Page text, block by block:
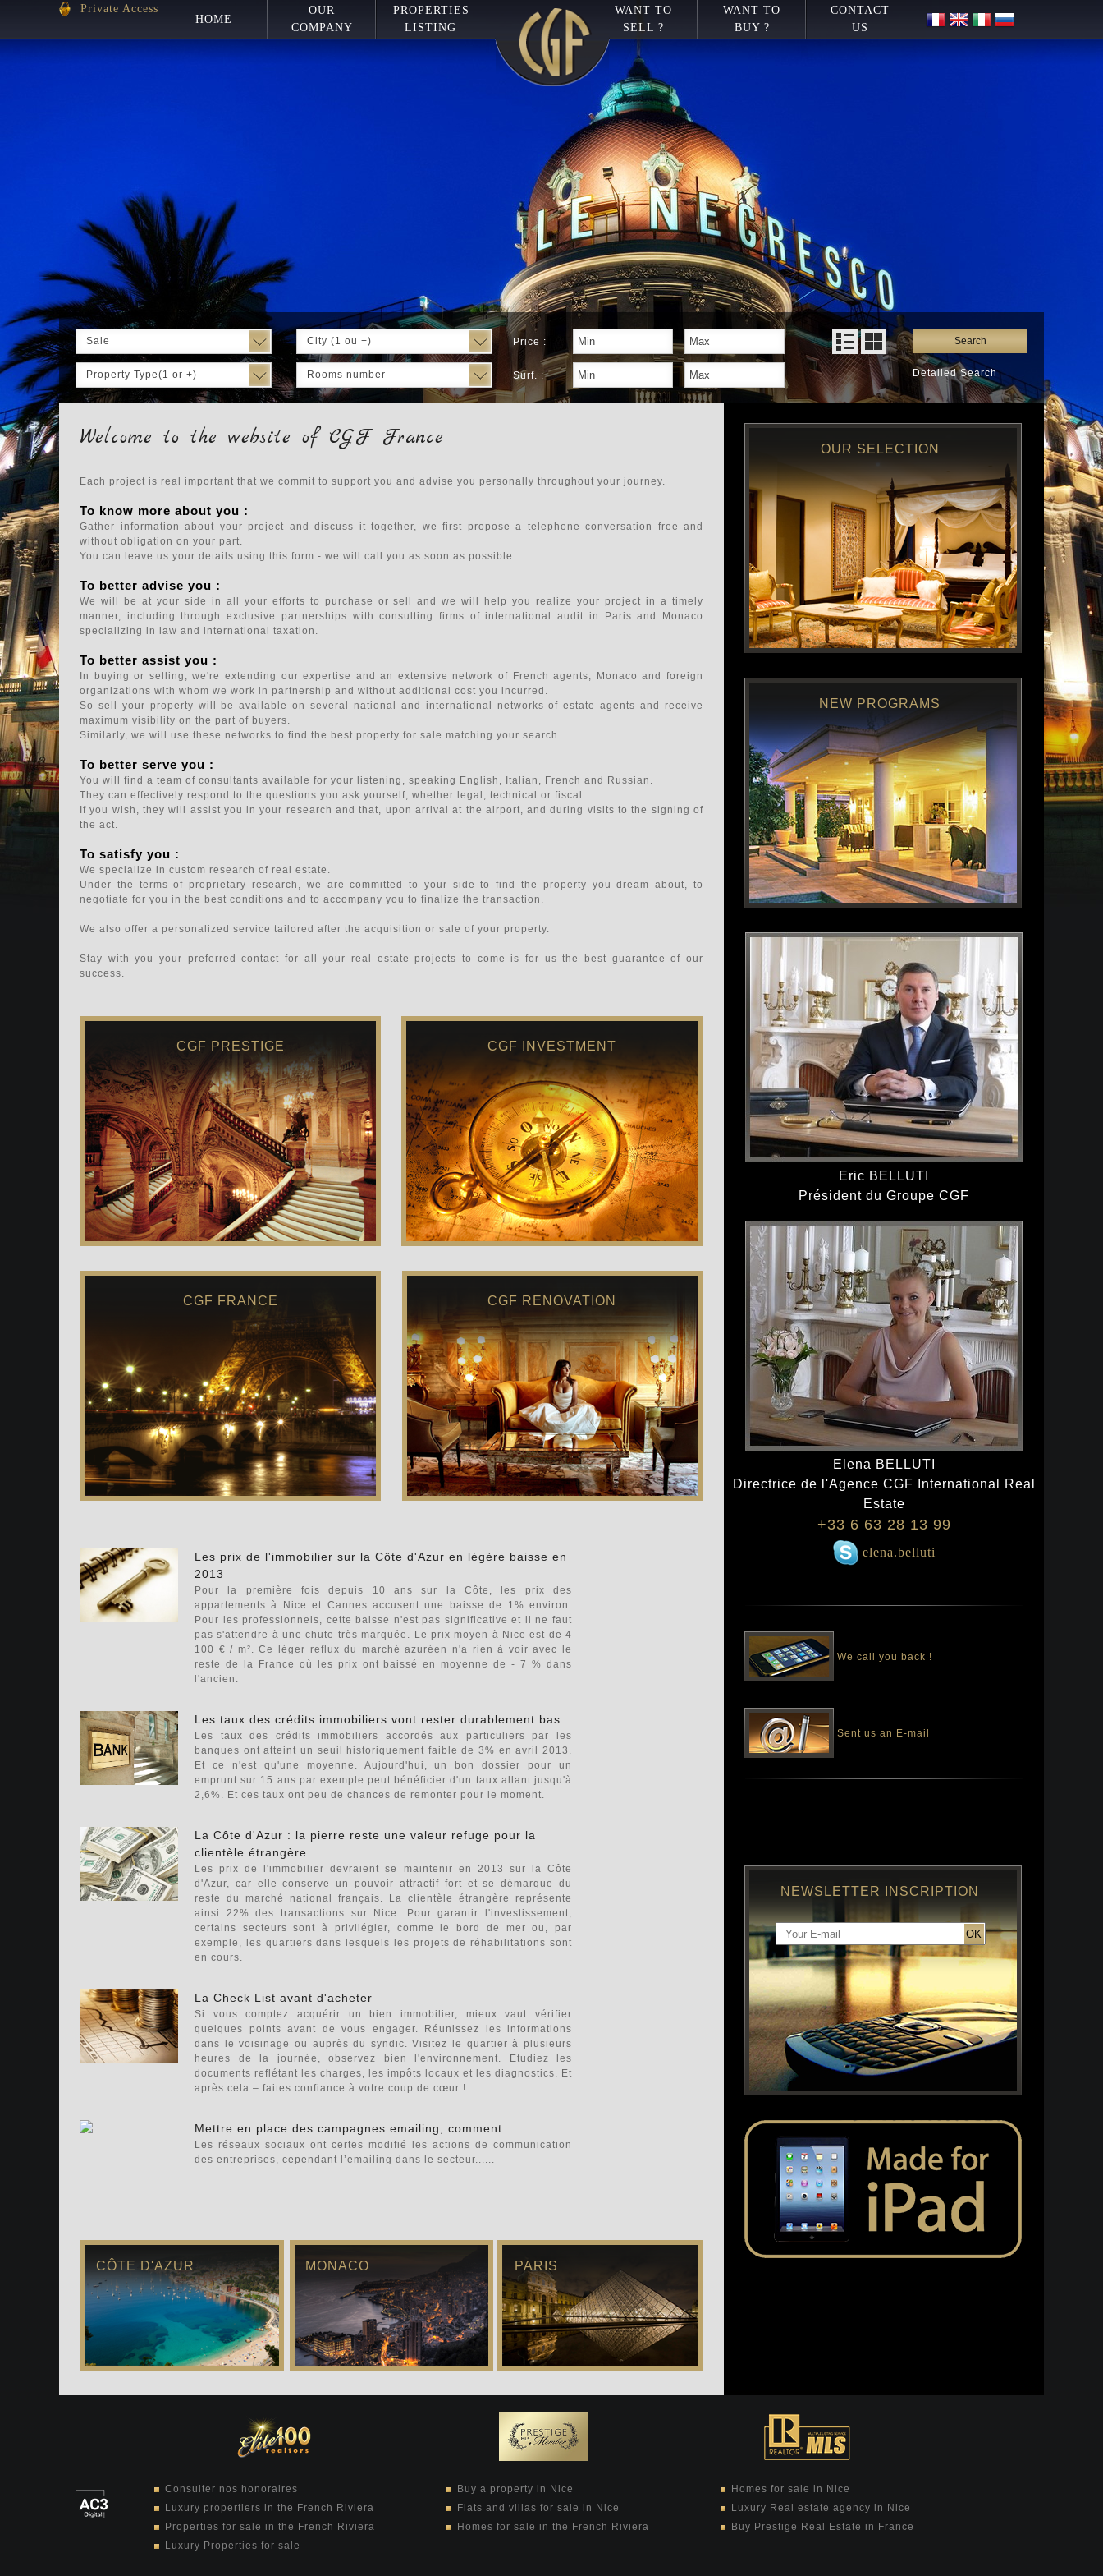
Private Access
HOME
OUR
COMPANY
PROPERTIES
LISTING
WANT TO
SELL ?
WANT TO
BUY ?
CONTACT
US
Sale
Property Type(1 or +)
City (1 ou +)
Rooms number
Price :
Surf. :
Search
Detailed Search
Welcome to the website of CGF France
Each project is real important that we commit to support you and advise you personally throughout your journey.
To know more about you :
Gather information about your project and discuss it together, we first propose a telephone conversation free and
without obligation on your part.
You can leave us your details using this form - we will call you as soon as possible.
To better advise you :
We will be at your side in all your efforts to purchase or sell and we will help you realize your project in a timely
manner, including through exclusive partnerships with consulting firms of international audit in Paris and Monaco
specializing in law and international taxation.
To better assist you :
In buying or selling, we're extending our expertise and an extensive network of French agents, Monaco and foreign
organizations with whom we work in partnership and without additional cost you incurred.
So sell your property will be available on several national and international networks of estate agents and receive
maximum visibility on the part of buyers.
Similarly, we will use these networks to find the best property for sale matching your search.
To better serve you :
You will find a team of consultants available for your listening, speaking English, Italian, French and Russian.
They can effectively respond to the questions you ask yourself, whether legal, technical or fiscal.
If you wish, they will assist you in your research and that, upon arrival at the airport, and during visits to the signing of
the act.
To satisfy you :
We specialize in custom research of real estate.
Under the terms of proprietary research, we are committed to your side to find the property you dream about, to
negotiate for you in the best conditions and to accompany you to finalize the transaction.
We also offer a personalized service tailored after the acquisition or sale of your property.
Stay with you your preferred contact for all your real estate projects to come is for us the best guarantee of our
success.
CGF PRESTIGE CGF INVESTMENT
CGF FRANCE CGF RENOVATION
Les prix de l'immobilier sur la Côte d'Azur en légère baisse en
2013
Pour la première fois depuis 10 ans sur la Côte, les prix des
appartements à Nice et Cannes accusent une baisse de 1% environ.
Pour les professionnels, cette baisse n'est pas significative et il ne faut
pas s'attendre à une chute très marquée. Le prix moyen à Nice est de 4
100 € / m². Ce léger reflux du marché azuréen n'a rien à voir avec le
reste de la France où les prix ont baissé en moyenne de - 7 % dans
l'ancien.
Les taux des crédits immobiliers vont rester durablement bas
Les taux des crédits immobiliers accordés aux particuliers par les
banques ont atteint un seuil historiquement faible de 3% en avril 2013.
Et ce n'est qu'une moyenne. Aujourd'hui, un bon dossier pour un
emprunt sur 15 ans par exemple peut bénéficier d'un taux allant jusqu'à
2,6%. Et ces taux ont peu de chances de remonter pour le moment.
La Côte d'Azur : la pierre reste une valeur refuge pour la
clientèle étrangère
Les prix de l'immobilier devraient se maintenir en 2013 sur la Côte
d'Azur, car elle conserve un pouvoir attractif fort et se démarque du
reste du marché national français. La clientèle étrangère représente
ainsi 22% des transactions sur Nice. Pour garantir l'investissement,
certains secteurs sont à privilégier, comme le bord de mer ou, par
exemple, les quartiers dans lesquels les projets de réhabilitations sont
en cours.
La Check List avant d'acheter
Si vous comptez acquérir un bien immobilier, mieux vaut vérifier
quelques points avant de vous engager. Réunissez les informations
dans le voisinage ou auprès du syndic. Visitez le quartier à plusieurs
heures de la journée, observez bien l'environnement. Etudiez les
documents reflétant les charges, les impôts locaux et les diagnostics. Et
après cela – faites confiance à votre coup de cœur !
Mettre en place des campagnes emailing, comment......
Les réseaux sociaux ont certes modifié les actions de communication
des entreprises, cependant l’emailing dans le secteur......
CÔTE D'AZUR MONACO PARIS
OUR SELECTION
NEW PROGRAMS
Eric BELLUTI
Président du Groupe CGF
Elena BELLUTI
Directrice de l'Agence CGF International Real
Estate
+33 6 63 28 13 99
elena.belluti
We call you back !
Sent us an E-mail
NEWSLETTER INSCRIPTION
OK
Consulter nos honoraires
Luxury propertiers in the French Riviera
Properties for sale in the French Riviera
Luxury Properties for sale
Buy a property in Nice
Flats and villas for sale in Nice
Homes for sale in the French Riviera
Homes for sale in Nice
Luxury Real estate agency in Nice
Buy Prestige Real Estate in France